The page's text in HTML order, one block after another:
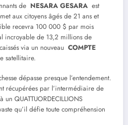
de NESARA GESARA est
aux citoyens âgés de 21 ans et
recevra 100 000 $ par mois
incroyable de 13,2 millions de
via un nouveau COMPTE
satellitaire.
dépasse presque l’entendement.
récupérées par l’intermédiaire de
un QUATTUORDECILLIONS
qu’il défie toute compréhension